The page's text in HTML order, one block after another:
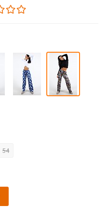
54